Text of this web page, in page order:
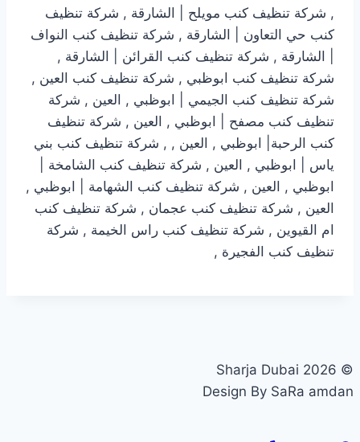
, شركة تنظيف كنب مويلح | الشارقة , شركة تنظيف
كنب حي التعاون | الشارقة , شركة تنظيف كنب النواف
| الشارقة , شركة تنظيف كنب القرائن | الشارقة ,
شركة تنظيف كنب ابوظبي , شركة تنظيف كنب العين ,
شركة تنظيف كنب الجيمي | ابوظبي , العين , شركة
تنظيف كنب مصفح | ابوظبي , العين , شركة تنظيف
كنب الرحبة| ابوظبي , العين , , شركة تنظيف كنب بني
ياس | ابوظبي , العين , شركة تنظيف كنب الشامخة |
ابوظبي , العين , شركة تنظيف كنب الشهامة | ابوظبي ,
العين , شركة تنظيف كنب عجمان , شركة تنظيف كنب
ام القيوين , شركة تنظيف كنب راس الخيمة , شركة
تنظيف كنب الفجيرة ,
© 2026 Sharja Dubai
Design By SaRa amdan